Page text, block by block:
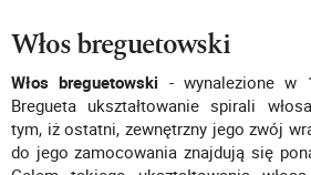
Włos breguetowski
Włos breguetowski - wynalezione w
Bregueta ukształtowanie spirali
tym, iż ostatni, zewnętrzny jego zwój
do jego zamocowania znajdują się